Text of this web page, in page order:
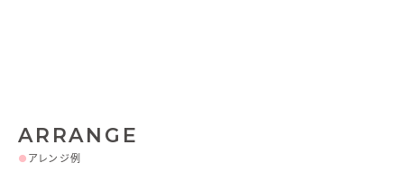
ARRANGE
● アレンジ例